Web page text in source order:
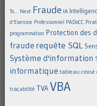
To... Next Fraude IA
d'Exercice Professionnel PADoCC
programmation Protection des
fraude requête SQL
Système d'information
informatique tableau croisé
traçabilité TVAVBA